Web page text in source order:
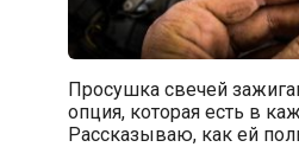
Просушка свечей
опция, которая есть в
Рассказываю, как ей